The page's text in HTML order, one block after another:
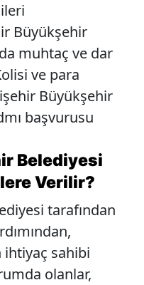
Büyükşehir
muhtaç ve dar
ve para
Büyükşehir
başvurusu
Belediyesi
Verilir?
tarafından
ihtiyaç sahibi
olanlar,